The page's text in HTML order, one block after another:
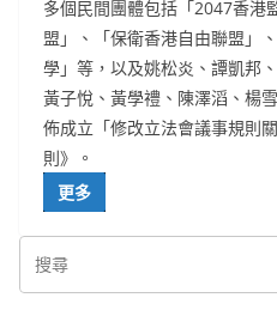
多個民間團體包括「2047香港
盟」、「保衛香港自由聯盟」
學」等，以及姚松炎、譚凱邦
黃子悅、黃學禮、陳澤滔、楊
佈成立「修改立法會議事規則
則》。
更多